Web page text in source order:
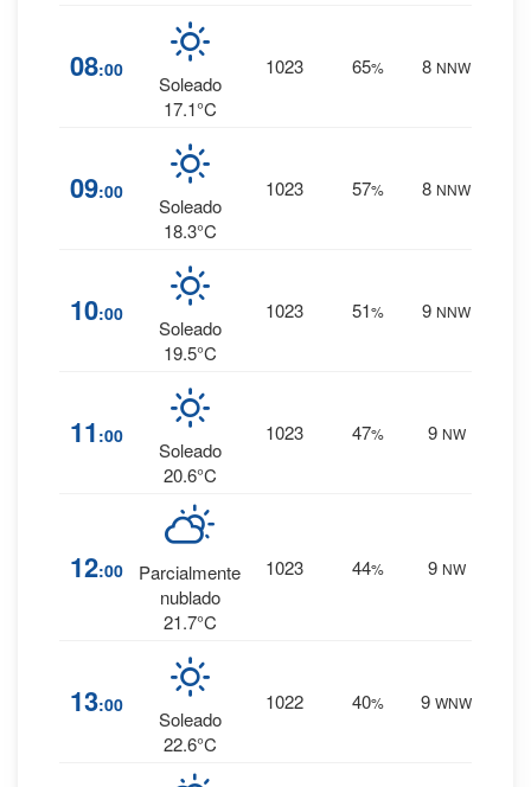
08:00
Soleado
17.1°C
1023 65% 8 NNW
09:00
Soleado
18.3°C
1023 57% 8 NNW
10:00
Soleado
19.5°C
1023 51% 9 NNW
11 :00
Soleado
20.6°C
1023 47% 9 NW
12:00
Parcialmente
nublado
21.7°C
1023 44% 9 NW
13:00
Soleado
22.6°C
1022 40% 9 WNW